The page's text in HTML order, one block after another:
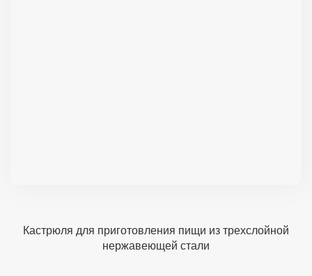
Кастрюля для приготовления пищи из трехслойной
нержавеющей стали